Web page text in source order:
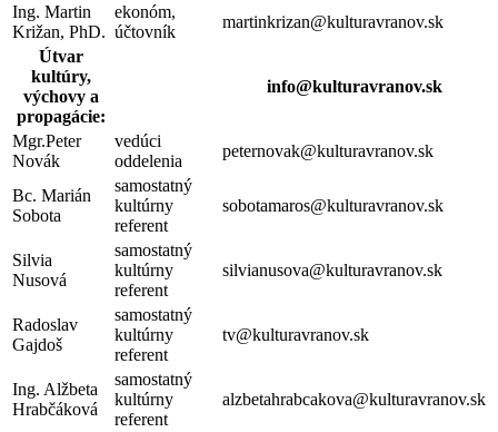
Ing. Martin
Križan, PhD.
ekonóm,
účtovník
martinkrizan@kulturavranov.sk
Útvar
kultúry,
výchovy a
propagácie:
info@kulturavranov.sk
Mgr.Peter
Novák
vedúci
oddelenia
peternovak@kulturavranov.sk
Bc. Marián
Sobota
samostatný
kultúrny
referent
sobotamaros@kulturavranov.sk
Silvia
Nusová
samostatný
kultúrny
referent
silvianusova@kulturavranov.sk
Radoslav
Gajdoš
samostatný
kultúrny
referent
tv@kulturavranov.sk
Ing. Alžbeta
Hrabčáková
samostatný
kultúrny
referent
alzbetahrabcakova@kulturavranov.sk